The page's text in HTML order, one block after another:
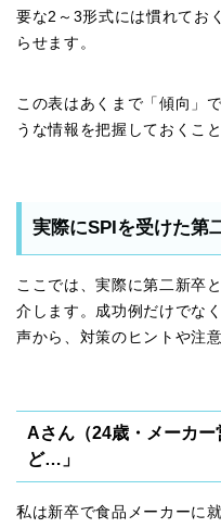
要な2～3形式には慣れてお
らせます。
この表はあくまで「傾向」
うな情報を把握しておくこ
実際にSPIを受けた第
ここでは、実際に第二新卒
介します。成功例だけでな
声から、対策のヒントや注
Aさん（24歳・メーカ
ど…」
私は新卒で食品メーカーに